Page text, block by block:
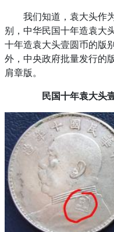
我们知道，袁大头作为
别，中华民国十年造袁大
十年造袁大头壹圆币的版
外，中央政府批量发行的
肩章版。
民国十年袁大头